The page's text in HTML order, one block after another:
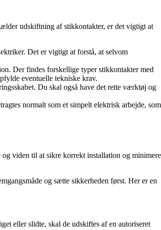
udskiftning af stikkontakter, er det vigtigt at
Det er vigtigt at forstå, at selvom
Der findes forskellige typer stikkontakter med
eventuelle tekniske krav.
Du skal også have det rette værktøj og
normalt som et simpelt elektrisk arbejde, som
viden til at sikre korrekt installation og minimere
og sætte sikkerheden først. Her er en
eller slidte, skal de udskiftes af en autoriseret